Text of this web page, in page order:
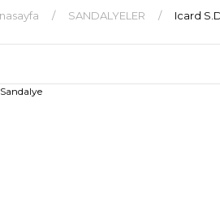
SANDALYELER Icard